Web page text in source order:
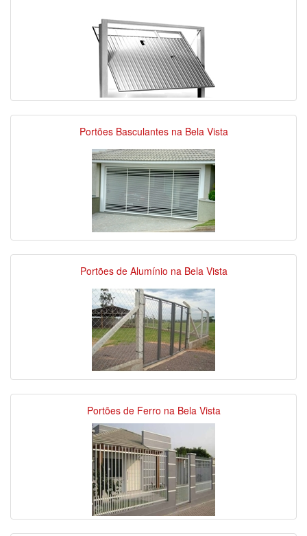
Portões Basculantes na Bela Vista
Portões de Alumínio na Bela Vista
Portões de Ferro na Bela Vista